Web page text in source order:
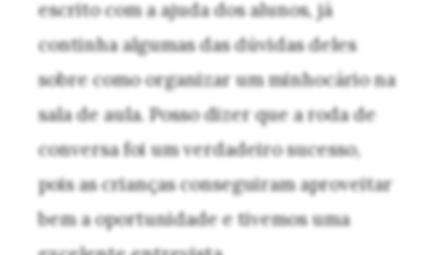
escrito com a ajuda dos alunos, já
continha algumas das dúvidas deles
sobre como organizar um minhocário na
sala de aula. Posso dizer que a roda de
conversa foi um verdadeiro sucesso,
pois as crianças conseguiram aproveitar
bem a oportunidade e tivemos uma